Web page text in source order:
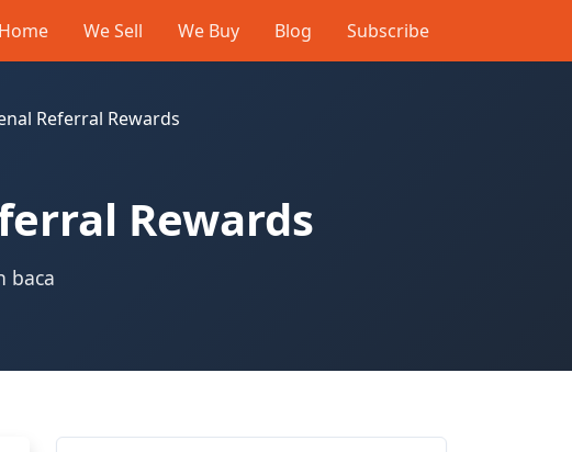
Home We Sell We Buy Blog Subscribe
Referral Rewards
Rewards
baca